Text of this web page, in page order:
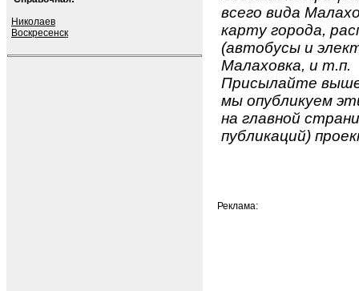
Николаев
Воскресенск
всего вида
карту города,
(автобусы и
Малаховка, и т.п.
Присылайте
мы опубликуем
на главной
публикаций)
Реклама: